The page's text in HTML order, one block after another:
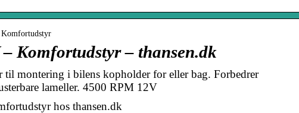
Komfortudstyr – thansen.dk
montering i bilens kopholder for eller bag. Forbedrer
lameller. 4500 RPM 12V
hos thansen.dk